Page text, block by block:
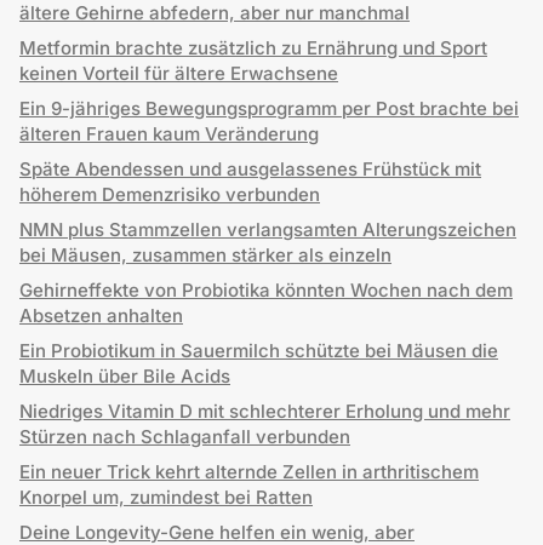
ältere Gehirne abfedern, aber nur manchmal
Metformin brachte zusätzlich zu Ernährung und Sport
keinen Vorteil für ältere Erwachsene
Ein 9-jähriges Bewegungsprogramm per Post brachte bei
älteren Frauen kaum Veränderung
Späte Abendessen und ausgelassenes Frühstück mit
höherem Demenzrisiko verbunden
NMN plus Stammzellen verlangsamten Alterungszeichen
bei Mäusen, zusammen stärker als einzeln
Gehirneffekte von Probiotika könnten Wochen nach dem
Absetzen anhalten
Ein Probiotikum in Sauermilch schützte bei Mäusen die
Muskeln über Bile Acids
Niedriges Vitamin D mit schlechterer Erholung und mehr
Stürzen nach Schlaganfall verbunden
Ein neuer Trick kehrt alternde Zellen in arthritischem
Knorpel um, zumindest bei Ratten
Deine Longevity-Gene helfen ein wenig, aber